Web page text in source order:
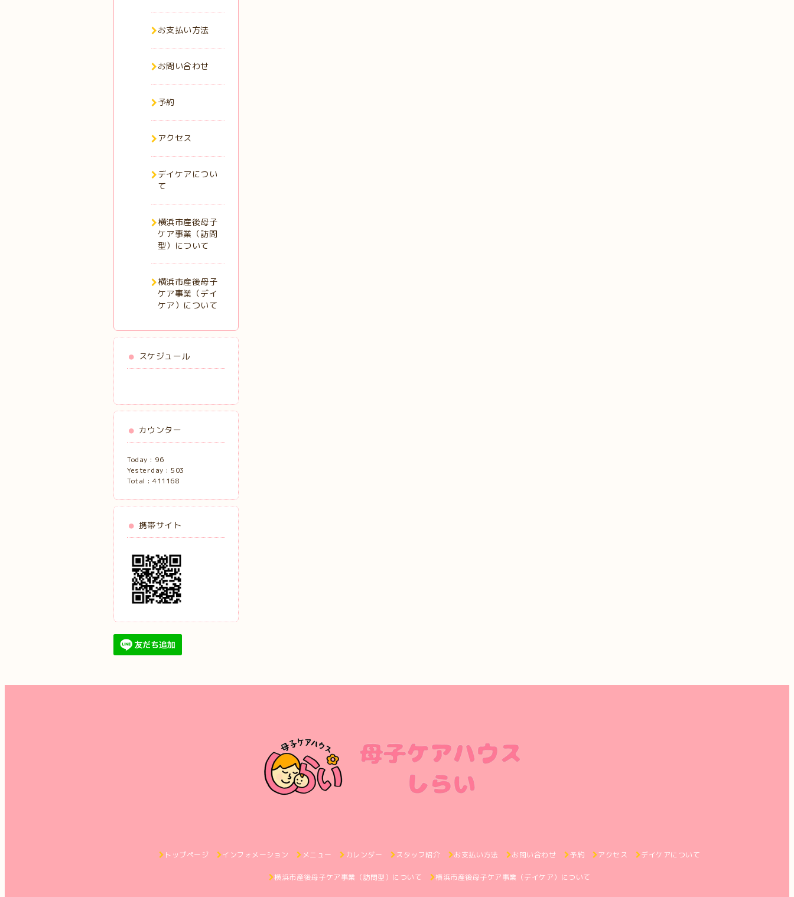
お支払い方法
お問い合わせ
予約
アクセス
デイケアについ
て
横浜市産後母子
ケア事業（訪問
型）について
横浜市産後母子
ケア事業（デイ
ケア）について
スケジュール
カウンター
Today : 96
Yesterday : 503
Total : 411168
携帯サイト
トップページ インフォメーション メニュー カレンダー スタッフ紹介 お支払い方法 お問い合わせ 予約 アクセス デイケアについて
横浜市産後母子ケア事業（訪問型）について 横浜市産後母子ケア事業（デイケア）について